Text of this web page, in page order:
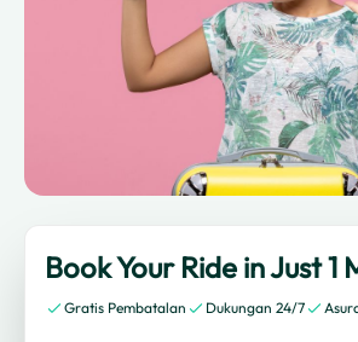
Book Your Ride in Just 1
Gratis Pembatalan Dukungan 24/7